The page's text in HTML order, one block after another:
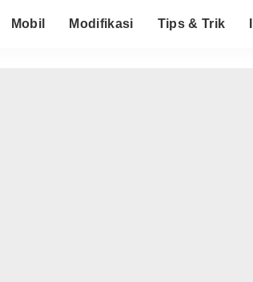
Mobil Modifikasi Tips & Trik